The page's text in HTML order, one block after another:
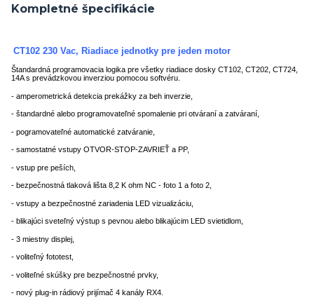
Kompletné špecifikácie
CT102 230 Vac, Riadiace jednotky pre jeden motor
Štandardná programovacia logika pre všetky riadiace dosky CT102, CT202, CT724,
14A s prevádzkovou inverziou pomocou softvéru.
- amperometrická detekcia prekážky za beh inverzie,
- štandardné alebo programovateľné spomalenie pri otváraní a zatváraní,
- pogramovateľné automatické zatváranie,
- samostatné vstupy OTVOR-STOP-ZAVRIEŤ a PP,
- vstup pre peších,
- bezpečnostná tlaková lišta 8,2 K ohm NC - foto 1 a foto 2,
- vstupy a bezpečnostné zariadenia LED vizualizáciu,
- blikajúci sveteľný výstup s pevnou alebo blikajúcim LED svietidlom,
- 3 miestny displej,
- voliteľný fototest,
- voliteľné skúšky pre bezpečnostné prvky,
- nový plug-in rádiový prijímač 4 kanály RX4.